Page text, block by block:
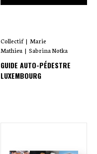
Collectif | Marie
Mathieu | Sabrina Notka
GUIDE AUTO-PÉDESTRE
LUXEMBOURG